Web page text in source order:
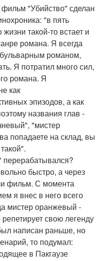
"Убийство" сделан
"в пять
такой-то встает и
романа. Я всегда
романом,
Я потратил много сил,
романа. Я
как
эпизодов, а как
названия глав -
"мистер
попадаете на склад, вы
быстро, а через
фильм. С момента
я внес в него всего
мистер оранжевый -
свою легенду
написан раньше, но
то подумал:
в Пакгаузе